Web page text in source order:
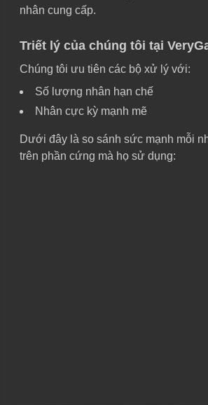
nhân cung cấp.
Triết lý của chúng tôi tại
Chúng tôi ưu tiên các bộ xử lý với:
Số lượng nhân hạn chế
Nhân cực kỳ mạnh mẽ
Dưới đây là so sánh sức mạnh mỗi
trên phần cứng mà họ sử dụng: